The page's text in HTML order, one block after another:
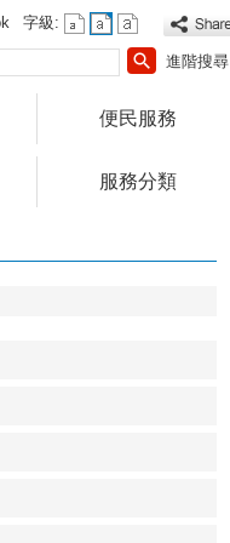
字級:
搜
尋
進階搜尋
便民服務
服務分類